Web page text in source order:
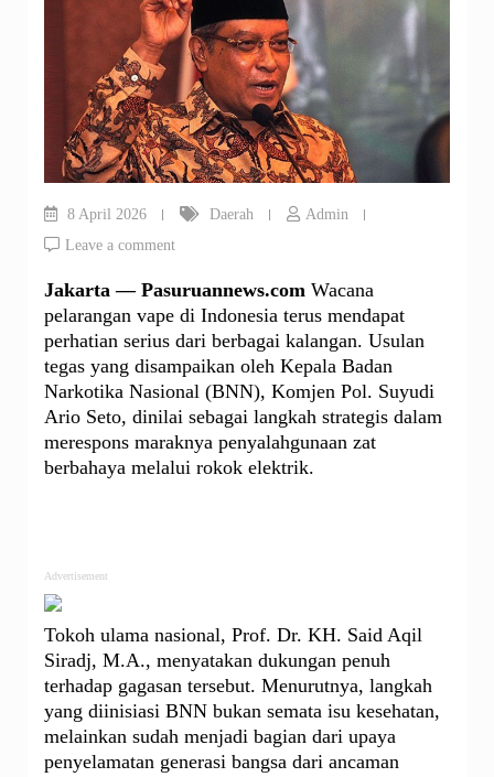
8 April 2026 Daerah
Admin
Leave a comment
Jakarta — Pasuruannews.com Wacana
pelarangan vape di Indonesia terus mendapat
perhatian serius dari berbagai kalangan. Usulan
tegas yang disampaikan oleh Kepala Badan
Narkotika Nasional (BNN), Komjen Pol. Suyudi
Ario Seto, dinilai sebagai langkah strategis dalam
merespons maraknya penyalahgunaan zat
berbahaya melalui rokok elektrik.
Advertisement
Tokoh ulama nasional, Prof. Dr. KH. Said Aqil
Siradj, M.A., menyatakan dukungan penuh
terhadap gagasan tersebut. Menurutnya, langkah
yang diinisiasi BNN bukan semata isu kesehatan,
melainkan sudah menjadi bagian dari upaya
penyelamatan generasi bangsa dari ancaman